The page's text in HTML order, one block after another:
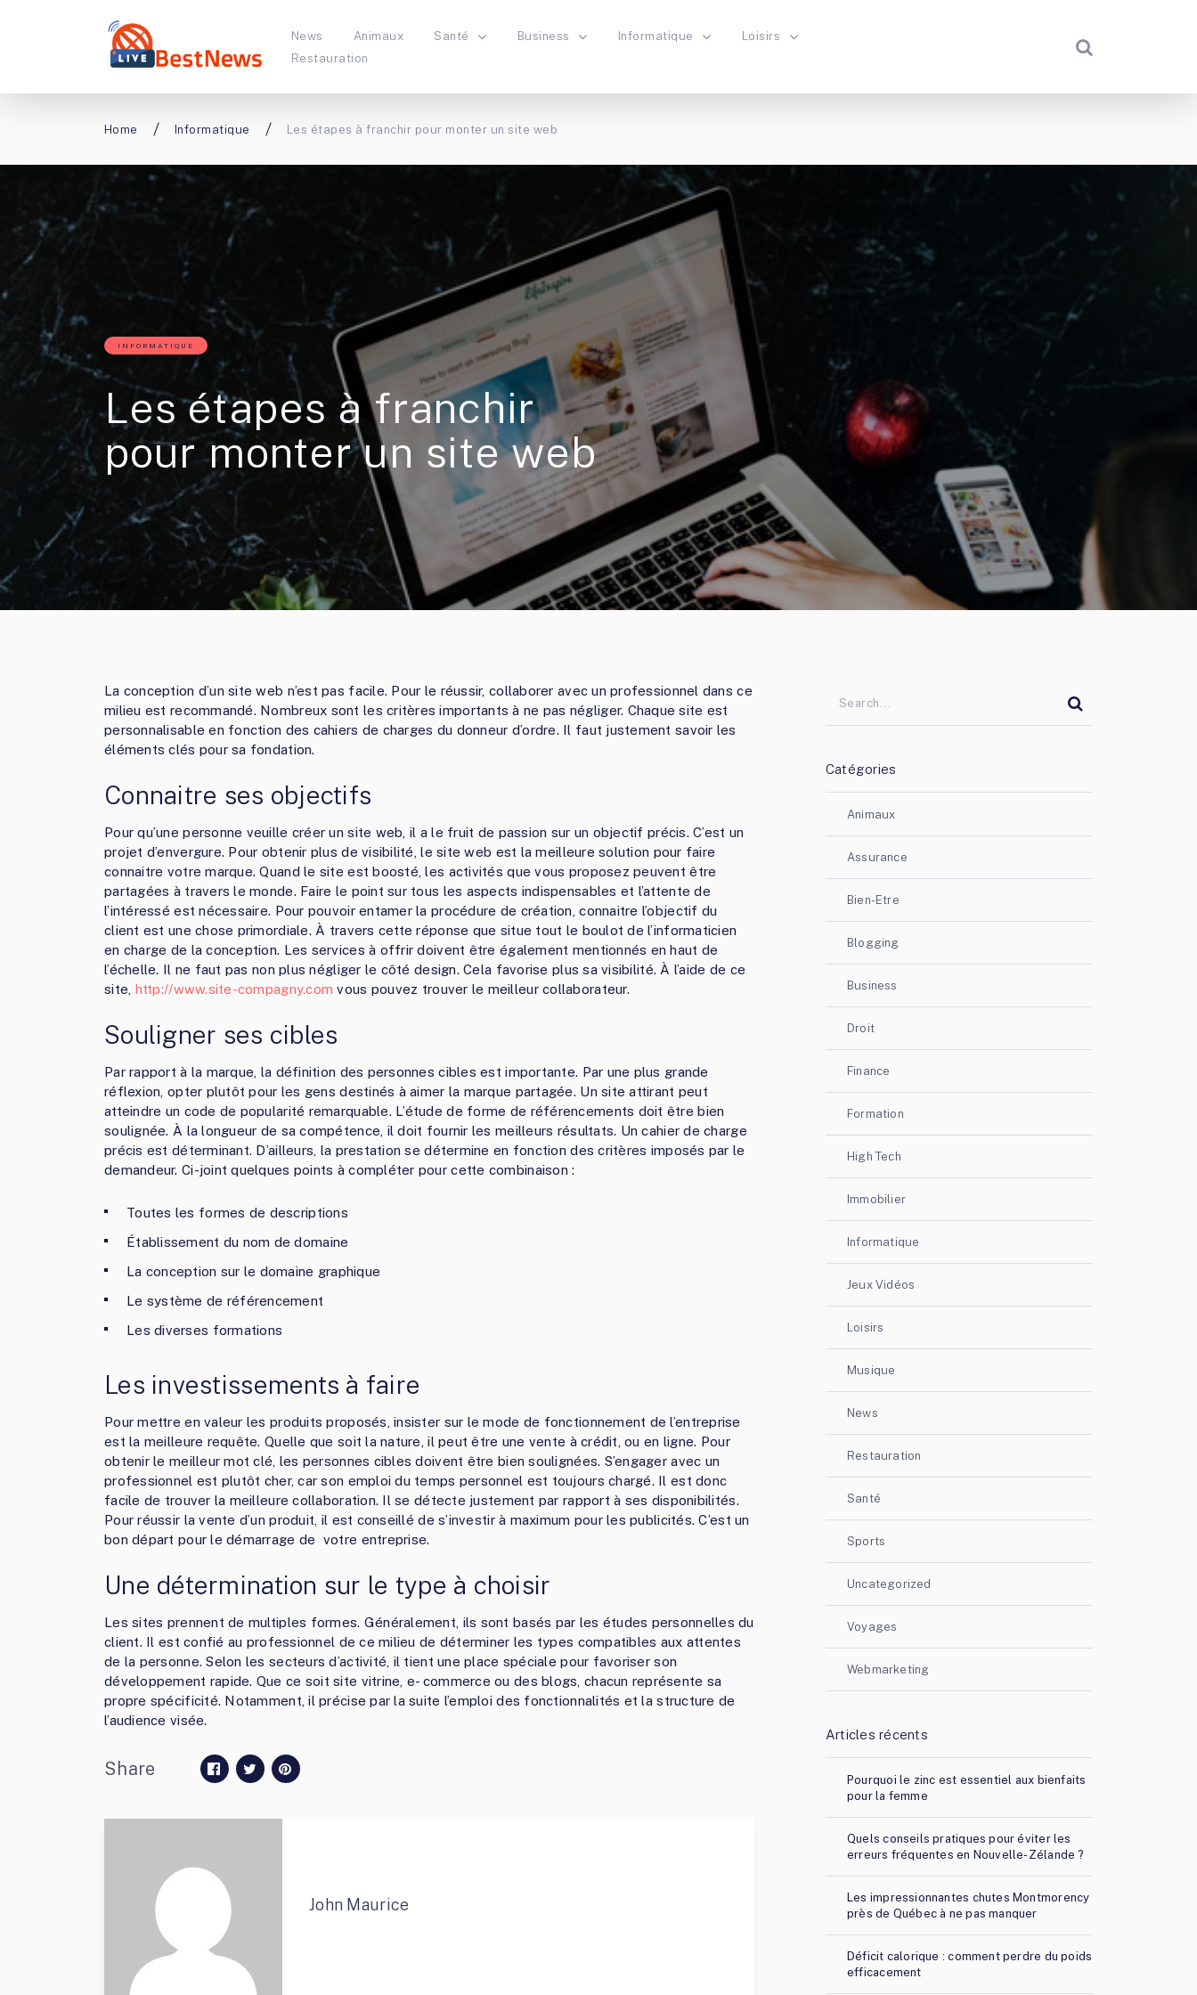
News Animaux Santé Business Informatique
Loisirs
Restauration
Home Informatique Les étapes à franchir pour monter un site web
INFORMATIQUE
Les étapes à franchir
pour monter un site web
La conception d’un site web n’est pas facile. Pour le réussir, collaborer avec un professionnel dans ce
milieu est recommandé. Nombreux sont les critères importants à ne pas négliger. Chaque site est
personnalisable en fonction des cahiers de charges du donneur d’ordre. Il faut justement savoir les
éléments clés pour sa fondation.
Connaitre ses objectifs
Pour qu’une personne veuille créer un site web, il a le fruit de passion sur un objectif précis. C’est un
projet d’envergure. Pour obtenir plus de visibilité, le site web est la meilleure solution pour faire
connaitre votre marque. Quand le site est boosté, les activités que vous proposez peuvent être
partagées à travers le monde. Faire le point sur tous les aspects indispensables et l’attente de
l’intéressé est nécessaire. Pour pouvoir entamer la procédure de création, connaitre l’objectif du
client est une chose primordiale. À travers cette réponse que situe tout le boulot de l’informaticien
en charge de la conception. Les services à offrir doivent être également mentionnés en haut de
l’échelle. Il ne faut pas non plus négliger le côté design. Cela favorise plus sa visibilité. À l’aide de ce
site, http://www.site-compagny.com vous pouvez trouver le meilleur collaborateur.
Souligner ses cibles
Par rapport à la marque, la définition des personnes cibles est importante. Par une plus grande
réflexion, opter plutôt pour les gens destinés à aimer la marque partagée. Un site attirant peut
atteindre un code de popularité remarquable. L’étude de forme de référencements doit être bien
soulignée. À la longueur de sa compétence, il doit fournir les meilleurs résultats. Un cahier de charge
précis est déterminant. D’ailleurs, la prestation se détermine en fonction des critères imposés par le
demandeur. Ci-joint quelques points à compléter pour cette combinaison :
Toutes les formes de descriptions
Établissement du nom de domaine
La conception sur le domaine graphique
Le système de référencement
Les diverses formations
Les investissements à faire
Pour mettre en valeur les produits proposés, insister sur le mode de fonctionnement de l’entreprise
est la meilleure requête. Quelle que soit la nature, il peut être une vente à crédit, ou en ligne. Pour
obtenir le meilleur mot clé, les personnes cibles doivent être bien soulignées. S’engager avec un
professionnel est plutôt cher, car son emploi du temps personnel est toujours chargé. Il est donc
facile de trouver la meilleure collaboration. Il se détecte justement par rapport à ses disponibilités.
Pour réussir la vente d’un produit, il est conseillé de s’investir à maximum pour les publicités. C’est un
bon départ pour le démarrage de votre entreprise.
Une détermination sur le type à choisir
Les sites prennent de multiples formes. Généralement, ils sont basés par les études personnelles du
client. Il est confié au professionnel de ce milieu de déterminer les types compatibles aux attentes
de la personne. Selon les secteurs d’activité, il tient une place spéciale pour favoriser son
développement rapide. Que ce soit site vitrine, e- commerce ou des blogs, chacun représente sa
propre spécificité. Notamment, il précise par la suite l’emploi des fonctionnalités et la structure de
l’audience visée.
Share
John Maurice
Catégories
Animaux
Assurance
Bien-Etre
Blogging
Business
Droit
Finance
Formation
High Tech
Immobilier
Informatique
Jeux Vidéos
Loisirs
Musique
News
Restauration
Santé
Sports
Uncategorized
Voyages
Webmarketing
Articles récents
Pourquoi le zinc est essentiel aux bienfaits
pour la femme
Quels conseils pratiques pour éviter les
erreurs fréquentes en Nouvelle-Zélande ?
Les impressionnantes chutes Montmorency
près de Québec à ne pas manquer
Déficit calorique : comment perdre du poids
efficacement